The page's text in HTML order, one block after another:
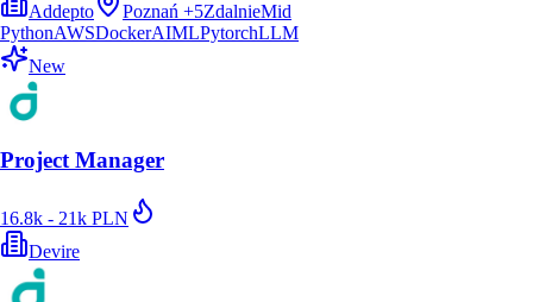
Addepto
Poznań +5ZdalnieMid
PythonAWSDockerAIMLPytorchLLM
New
Project Manager
16.8k - 21k PLN
Devire